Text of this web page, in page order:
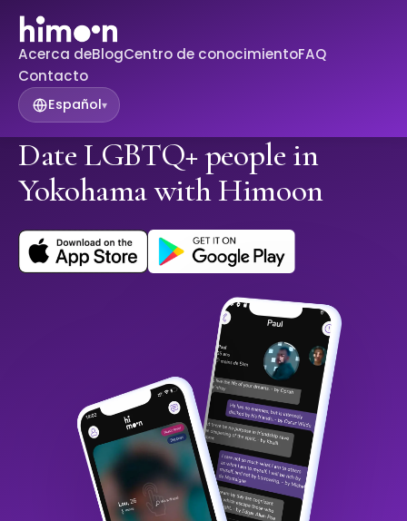
Acerca deBlogCentro de conocimientoFAQ
Contacto
Español▾
Date LGBTQ+ people in
Yokohama with Himoon